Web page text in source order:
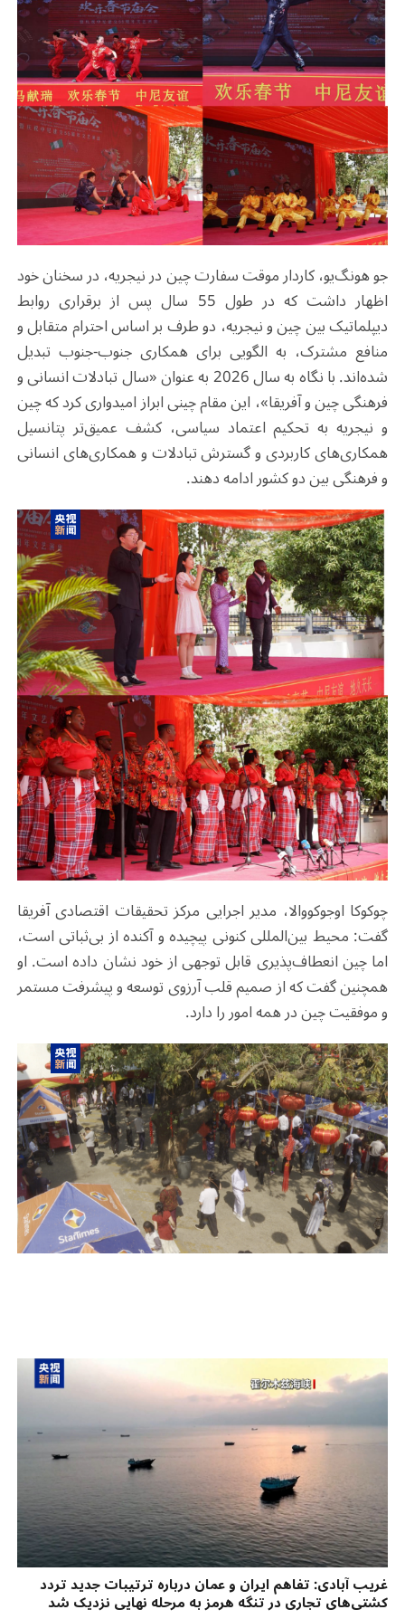
جو هونگ‌یو، کاردار موقت سفارت چین در نیجریه، در سخنان خود
اظهار داشت که در طول 55 سال پس از برقراری روابط
دیپلماتیک بین چین و نیجریه، دو طرف بر اساس احترام متقابل و
منافع مشترک، به الگویی برای همکاری جنوب-جنوب تبدیل
شده‌اند. با نگاه به سال 2026 به عنوان «سال تبادلات انسانی و
فرهنگی چین و آفریقا»، این مقام چینی ابراز امیدواری کرد که چین
و نیجریه به تحکیم اعتماد سیاسی، کشف عمیق‌تر پتانسیل
همکاری‌های کاربردی و گسترش تبادلات و همکاری‌های انسانی
و فرهنگی بین دو کشور ادامه دهند.
چوکوکا اوجوکووالا، مدیر اجرایی مرکز تحقیقات اقتصادی آفریقا
گفت: محیط بین‌المللی کنونی پیچیده و آکنده از بی‌ثباتی است،
اما چین انعطاف‌پذیری قابل توجهی از خود نشان داده است. او
همچنین گفت که از صمیم قلب آرزوی توسعه و پیشرفت مستمر
و موفقیت چین در همه امور را دارد.
غریب آبادی: تفاهم ایران و عمان درباره ترتیبات جدید تردد
کشتی‌های تجاری در تنگه هرمز به مرحله نهایی نزدیک شد